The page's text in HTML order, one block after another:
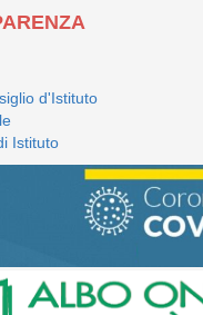
d'Istituto
Istituto